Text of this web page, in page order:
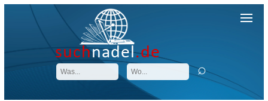
suchnadel.de